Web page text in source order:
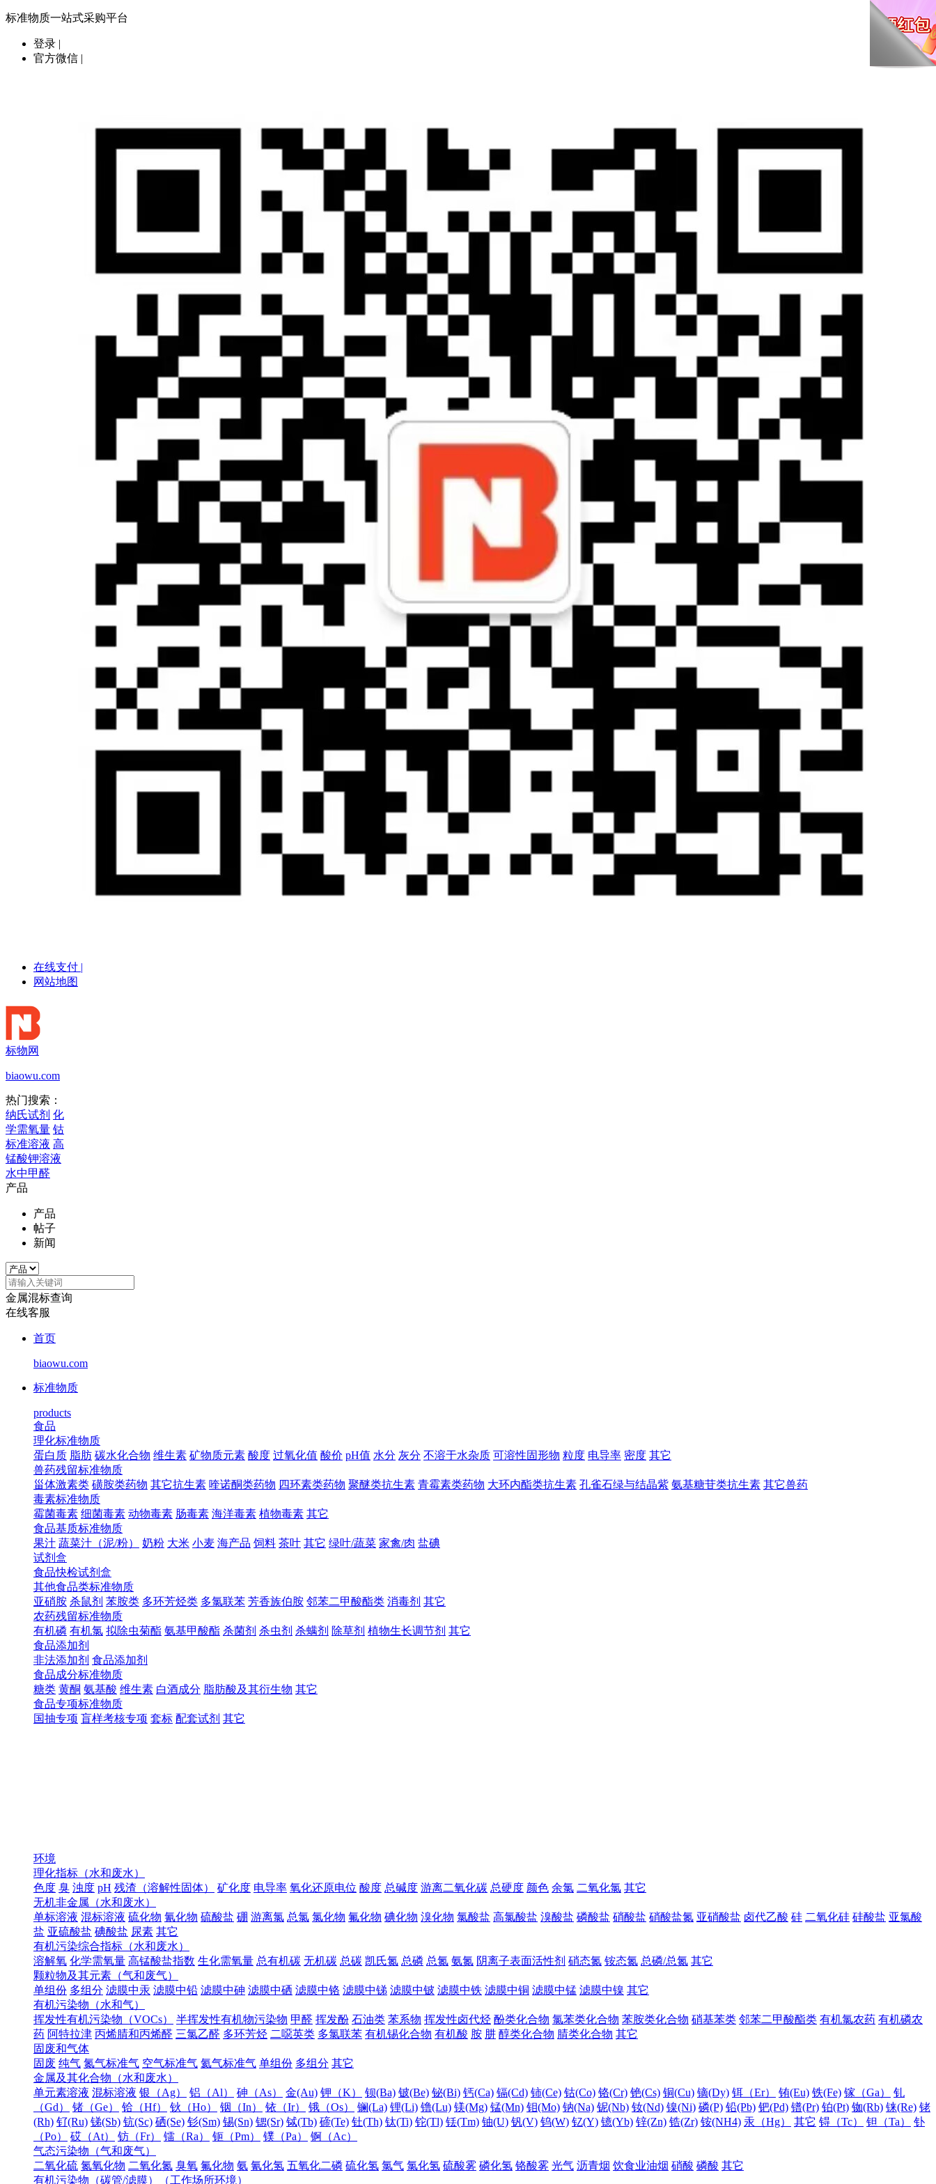
标准物质一站式采购平台
登录 |
官方微信 |
在线支付 |
网站地图
标物网
biaowu.com
热门搜索：
纳氏试剂 化
学需氧量 钴
标准溶液 高
锰酸钾溶液
水中甲醛
产品
产品
帖子
新闻
金属混标查询
在线客服
首页
biaowu.com
标准物质
products
食品
理化标准物质
蛋白质 脂肪 碳水化合物 维生素 矿物质元素 酸度 过氧化值 酸价 pH值 水分 灰分 不溶于水杂质 可溶性固形物 粒度 电导率 密度 其它
兽药残留标准物质
甾体激素类 磺胺类药物 其它抗生素 喹诺酮类药物 四环素类药物 聚醚类抗生素 青霉素类药物 大环内酯类抗生素 孔雀石绿与结晶紫 氨基糖苷类抗生素 其它兽药
毒素标准物质
霉菌毒素 细菌毒素 动物毒素 肠毒素 海洋毒素 植物毒素 其它
食品基质标准物质
果汁 蔬菜汁（泥/粉） 奶粉 大米 小麦 海产品 饲料 茶叶 其它 绿叶/蔬菜 家禽/肉 盐碘
试剂盒
食品快检试剂盒
其他食品类标准物质
亚硝胺 杀鼠剂 苯胺类 多环芳烃类 多氯联苯 芳香族伯胺 邻苯二甲酸酯类 消毒剂 其它
农药残留标准物质
有机磷 有机氯 拟除虫菊酯 氨基甲酸酯 杀菌剂 杀虫剂 杀螨剂 除草剂 植物生长调节剂 其它
食品添加剂
非法添加剂 食品添加剂
食品成分标准物质
糖类 黄酮 氨基酸 维生素 白酒成分 脂肪酸及其衍生物 其它
食品专项标准物质
国抽专项 盲样考核专项 套标 配套试剂 其它
环境
理化指标（水和废水）
色度 臭 浊度 pH 残渣（溶解性固体） 矿化度 电导率 氧化还原电位 酸度 总碱度 游离二氧化碳 总硬度 颜色 余氯 二氧化氯 其它
无机非金属（水和废水）
单标溶液 混标溶液 硫化物 氰化物 硫酸盐 硼 游离氯 总氯 氯化物 氟化物 碘化物 溴化物 氯酸盐 高氯酸盐 溴酸盐 磷酸盐 硝酸盐 硝酸盐氮 亚硝酸盐 卤代乙酸 硅 二氧化硅 硅酸盐 亚氯酸
盐 亚硫酸盐 碘酸盐 尿素 其它
有机污染综合指标（水和废水）
溶解氧 化学需氧量 高锰酸盐指数 生化需氧量 总有机碳 无机碳 总碳 凯氏氮 总磷 总氮 氨氮 阴离子表面活性剂 硝态氮 铵态氮 总磷/总氮 其它
颗粒物及其元素（气和废气）
单组份 多组分 滤膜中汞 滤膜中铅 滤膜中砷 滤膜中硒 滤膜中铬 滤膜中锑 滤膜中铍 滤膜中铁 滤膜中铜 滤膜中锰 滤膜中镍 其它
有机污染物（水和气）
挥发性有机污染物（VOCs）
半挥发性有机物污染物 甲醛 挥发酚 石油类 苯系物 挥发性卤代烃 酚类化合物 氯苯类化合物 苯胺类化合物 硝基苯类 邻苯二甲酸酯类 有机氯农药 有机磷农
药 阿特拉津 丙烯腈和丙烯醛 三氯乙醛 多环芳烃 二噁英类 多氯联苯 有机锡化合物 有机酸 胺 肼 醇类化合物 腈类化合物 其它
固废和气体
固废 纯气 氮气标准气 空气标准气 氦气标准气 单组份 多组分 其它
金属及其化合物（水和废水）
单元素溶液 混标溶液 银（Ag） 铝（Al） 砷（As） 金(Au) 钾（K） 钡(Ba) 铍(Be) 铋(Bi) 钙(Ca) 镉(Cd) 铈(Ce) 钴(Co) 铬(Cr) 铯(Cs) 铜(Cu) 镝(Dy) 铒（Er） 铕(Eu) 铁(Fe) 镓（Ga）
钆
（Gd）
锗（Ge） 铪（Hf） 钬（Ho） 铟（In） 铱（Ir） 锇（Os） 镧(La) 锂(Li) 镥(Lu) 镁(Mg) 锰(Mn) 钼(Mo) 钠(Na) 铌(Nb) 钕(Nd) 镍(Ni) 磷(P) 铅(Pb) 钯(Pd) 镨(Pr) 铂(Pt) 铷(Rb) 铼(Re) 铑
(Rh) 钌(Ru) 锑(Sb) 钪(Sc) 硒(Se) 钐(Sm) 锡(Sn) 锶(Sr) 铽(Tb) 碲(Te) 钍(Th) 钛(Ti) 铊(Tl) 铥(Tm) 铀(U) 钒(V) 钨(W) 钇(Y) 镱(Yb) 锌(Zn) 锆(Zr) 铵(NH4) 汞（Hg） 其它 锝（Tc） 钽（Ta）
钋
（Po）
砹（At） 钫（Fr） 镭（Ra） 钷（Pm） 镤（Pa）
锕（Ac）
气态污染物（气和废气）
二氧化硫 氮氧化物 二氧化氮 臭氧 氟化物 氨 氰化氢 五氧化二磷 硫化氢 氯气 氯化氢 硫酸雾 磷化氢 铬酸雾 光气 沥青烟 饮食业油烟 硝酸 磷酸 其它
有机污染物（碳管/滤膜）（工作场所环境）